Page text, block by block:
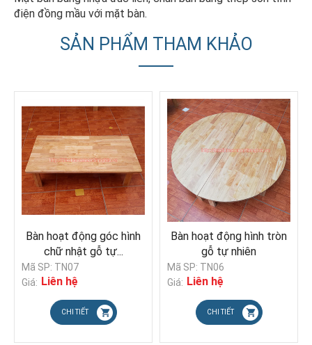
điện đồng mầu với mặt bàn.
SẢN PHẨM THAM KHẢO
Bàn hoạt động góc hình
chữ nhật gỗ tự...
Mã SP: TN07
Giá: Liên hệ
CHI TIẾT
Bàn hoạt động hình tròn
gỗ tự nhiên
Mã SP: TN06
Giá: Liên hệ
CHI TIẾT